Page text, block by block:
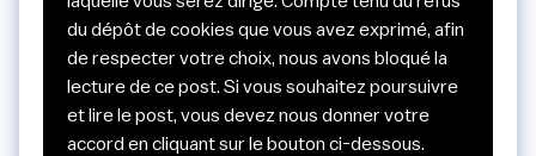
du dépôt de cookies que vous avez exprimé, afin
de respecter votre choix, nous avons bloqué la
lecture de ce post. Si vous souhaitez poursuivre
et lire le post, vous devez nous donner votre
accord en cliquant sur le bouton ci-dessous.